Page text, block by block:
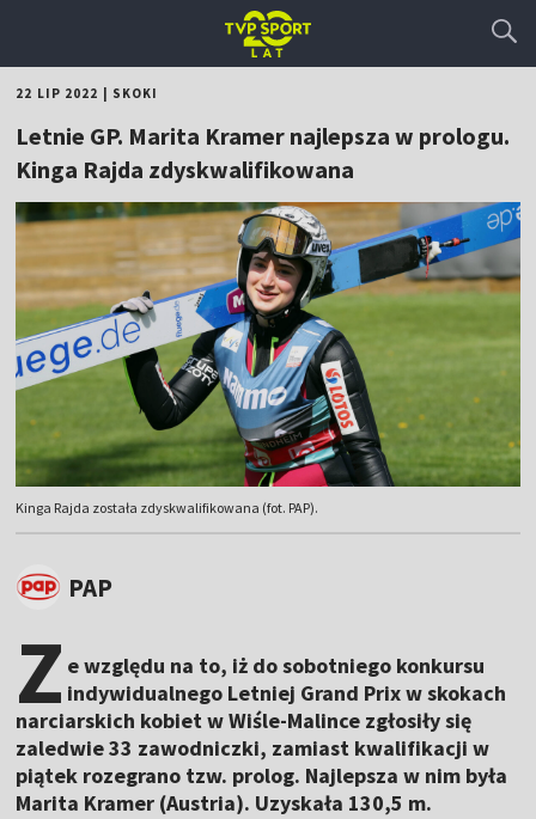
22 LIP 2022 SKOKI
Letnie GP. Marita Kramer najlepsza w prologu.
Kinga Rajda zdyskwalifikowana
Kinga Rajda została zdyskwalifikowana (fot. PAP).
PAP
Z e względu na to, iż do sobotniego konkursu
indywidualnego Letniej Grand Prix w skokach
narciarskich kobiet w Wiśle-Malince zgłosiły się
zaledwie 33 zawodniczki, zamiast kwalifikacji w
piątek rozegrano tzw. prolog. Najlepsza w nim była
Marita Kramer (Austria). Uzyskała 130,5 m.